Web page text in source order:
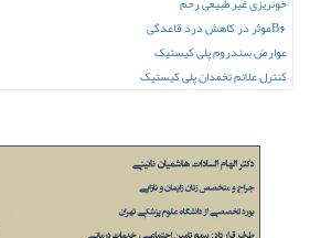
B6موثر در کاهش درد قاعدگی
عوارض سندروم پلی کیستیک
کنترل علائم تخمدان پلی کیستیک